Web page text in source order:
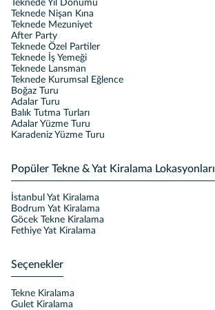
Teknede Yıl Dönümü
Teknede Nişan Kına
Teknede Mezuniyet
After Party
Teknede Özel Partiler
Teknede İş Yemeği
Teknede Lansman
Teknede Kurumsal Eğlence
Boğaz Turu
Adalar Turu
Balık Tutma Turları
Adalar Yüzme Turu
Karadeniz Yüzme Turu
Popüler Tekne & Yat Kiralama Lokasyonları
İstanbul Yat Kiralama
Bodrum Yat Kiralama
Göcek Tekne Kiralama
Fethiye Yat Kiralama
Seçenekler
Tekne Kiralama
Gulet Kiralama